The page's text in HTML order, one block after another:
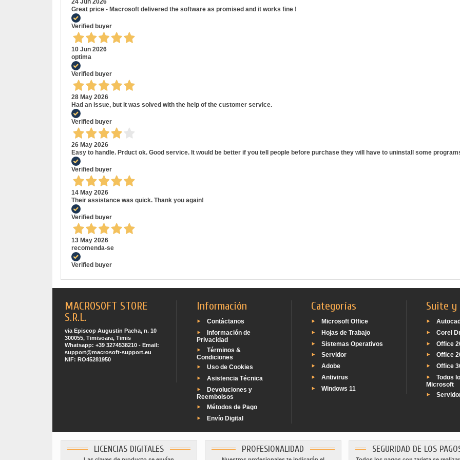
24 Jun 2026
Great price - Macrosoft delivered the software as promised and it works fine !
Verified buyer
10 Jun 2026
optima
Verified buyer
28 May 2026
Had an issue, but it was solved with the help of the customer service.
Verified buyer
26 May 2026
Easy to handle. Prduct ok. Good service. It would be better if you tell people before purchase they will have to uninstall some
Verified buyer
14 May 2026
Their assistance was quick. Thank you again!
Verified buyer
13 May 2026
recomenda-se
Verified buyer
MACROSOFT STORE
S.R.L.
via Episcop Augustin Pacha, n. 10
300055, Timisoara, Timis
Whatsapp: +39 3274538210 - Email:
support@macrosoft-support.eu
NIF: RO45281950
Información
Contáctanos
Información de
Privacidad
Términos &
Condiciones
Uso de Cookies
Asistencia Técnica
Devoluciones y
Reembolsos
Métodos de Pago
Envío Digital
Categorías
Microsoft Office
Hojas de Trabajo
Sistemas Operativos
Servidor
Adobe
Antivirus
Windows 11
Suite y
Corel
Office
Office
Office
Todos
Microsoft
LICENCIAS DIGITALES PROFESIONALIDAD SEGURIDAD DE LOS